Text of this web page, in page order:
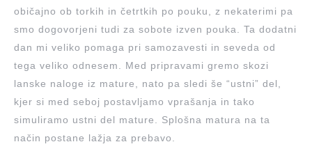
običajno ob torkih in četrtkih po pouku, z nekaterimi pa
smo dogovorjeni tudi za sobote izven pouka. Ta dodatni
dan mi veliko pomaga pri samozavesti in seveda od
tega veliko odnesem. Med pripravami gremo skozi
lanske naloge iz mature, nato pa sledi še “ustni” del,
kjer si med seboj postavljamo vprašanja in tako
simuliramo ustni del mature. Splošna matura na ta
način postane lažja za prebavo.